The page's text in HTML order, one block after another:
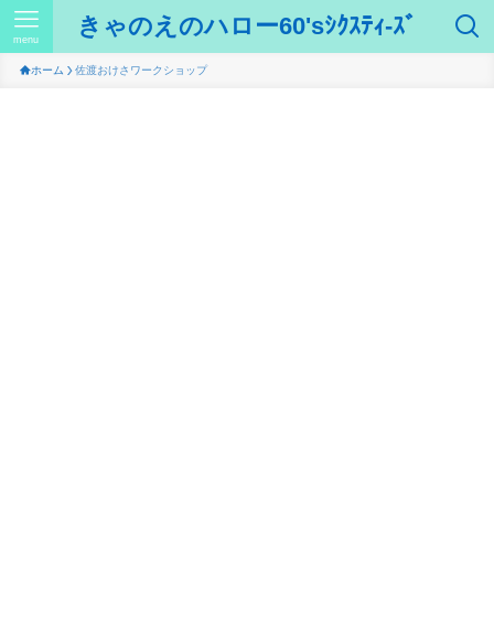
きゃのえのハロー60'sｼｸｽﾃｨ-ｽﾞ
menu
ホーム 佐渡おけさワークショップ